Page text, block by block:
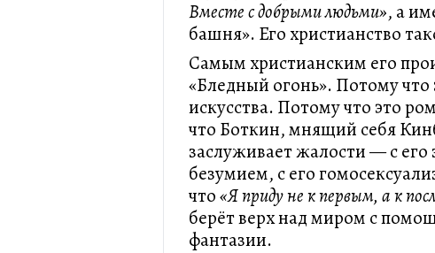
Вместе с добрыми людьми», а
башня». Его христианство
Самым христианским его
«Бледный огонь». Потому
искусства. Потому что это
что Боткин, мнящий себя
заслуживает жалости — с его
безумием, с его
что«Я приду не к первым, а к
берёт верх над миром с
фантазии.